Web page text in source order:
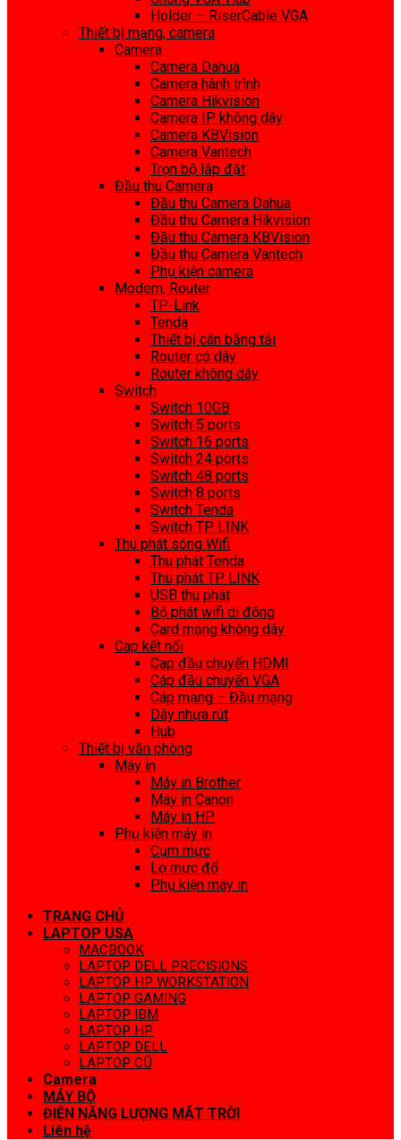
Holder – RiserCable VGA
Thiết bị mạng, camera
Camera
Camera Dahua
Camera hành trình
Camera Hikvision
Camera IP không dây
Camera KBVision
Camera Vantech
Trọn bộ lắp đặt
Đầu thu Camera
Đầu thu Camera Dahua
Đầu thu Camera Hikvision
Đầu thu Camera KBVision
Đầu thu Camera Vantech
Phụ kiện camera
Modem, Router
TP-Link
Tenda
Thiết bị cân bằng tải
Router có dây
Router không dây
Switch
Switch 10GB
Switch 5 ports
Switch 16 ports
Switch 24 ports
Switch 48 ports
Switch 8 ports
Switch Tenda
Switch TP LINK
Thu phát sóng Wifi
Thu phát Tenda
Thu phát TP LINK
USB thu phát
Bộ phát wifi di động
Card mạng không dây
Cap kết nối
Cap đầu chuyển HDMI
Cáp đầu chuyển VGA
Cáp mạng – Đầu mạng
Dây nhựa rút
Hub
Thiết bị văn phòng
Máy in
Máy in Brother
Máy in Canon
Máy in HP
Phụ kiện máy in
Cụm mực
Lọ mực đổ
Phụ kiện máy in
TRANG CHỦ
LAPTOP USA
MACBOOK
LAPTOP DELL PRECISIONS
LAPTOP HP WORKSTATION
LAPTOP GAMING
LAPTOP IBM
LAPTOP HP
LAPTOP DELL
LAPTOP CŨ
Camera
MÁY BỘ
ĐIỆN NĂNG LƯỢNG MẶT TRỜI
Liên hệ